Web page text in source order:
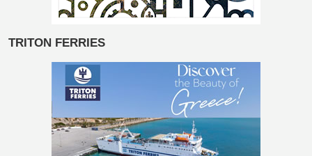
TRITON FERRIES